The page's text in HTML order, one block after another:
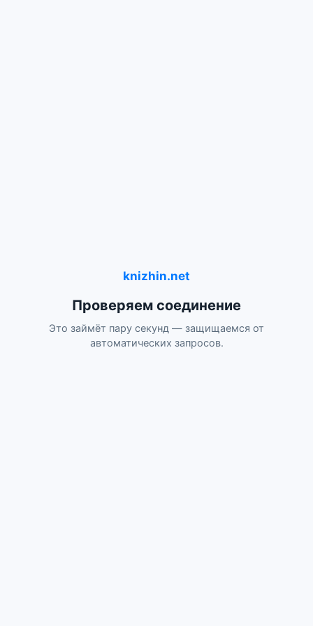
knizhin.net
Проверяем соединение
Это займёт пару секунд — защищаемся от
автоматических запросов.